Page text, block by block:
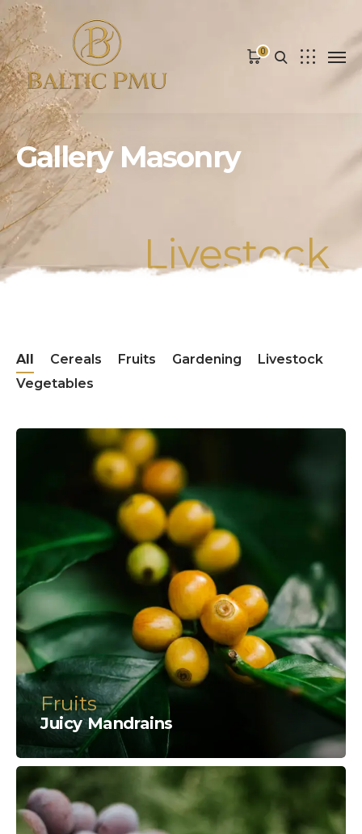
0
Gallery Masonry
Livestock
All Cereals Fruits Gardening
Livestock
Vegetables
Fruits
Juicy Mandrains